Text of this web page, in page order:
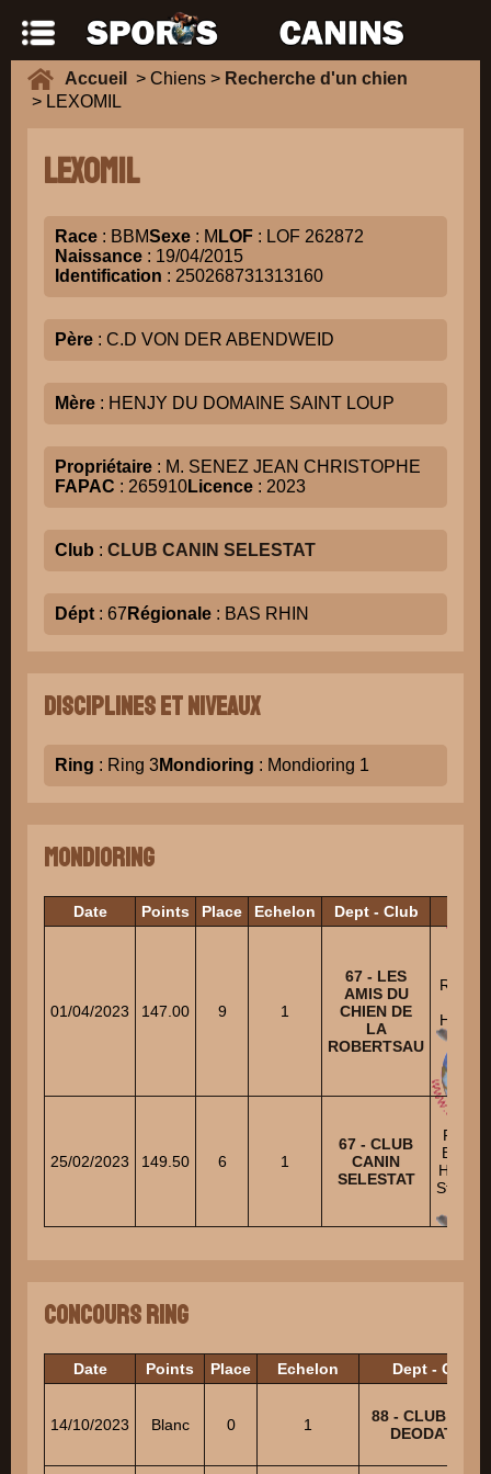
Accueil > Chiens > Recherche d'un chien
> LEXOMIL
LEXOMIL
Race : BBMSexe : M LOF : LOF 262872
Naissance : 19/04/2015
Identification : 250268731313160
Père : C.D VON DER ABENDWEID
Mère : HENJY DU DOMAINE SAINT LOUP
Propriétaire : M. SENEZ JEAN CHRISTOPHE
FAPAC : 265910Licence : 2023
Club : CLUB CANIN SELESTAT
Dépt : 67 Régionale : BAS RHIN
Disciplines et niveaux
Ring : Ring 3Mondioring : Mondioring 1
Mondioring
Date Points Place Echelon Dept - Club
01/04/2023 147.00 9 1
67 - LES
AMIS DU
CHIEN DE
LA
ROBERTSAU
25/02/2023 149.50 6 1
67 - CLUB
CANIN
SELESTAT
Concours Ring
Date Points Place Echelon Dept - Club
14/10/2023 Blanc 0 1
88 - CLUB
DEODATIEN